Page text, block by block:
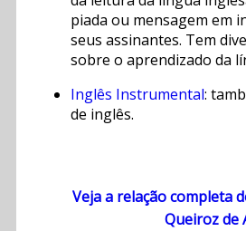
piada ou mensagem em
seus assinantes. Tem
sobre o aprendizado da
Inglês Instrumental:
de inglês.
Veja a relação completa
Queiroz de